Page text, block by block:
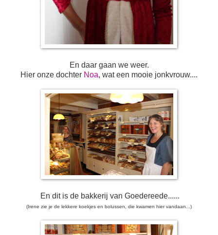
En daar gaan we weer.
Hier onze dochter Noa, wat een mooie jonkvrouw....
En dit is de bakkerij van Goedereede......
(Irene zie je de lekkere koekjes en bolussen, die kwamen hier vandaan...)